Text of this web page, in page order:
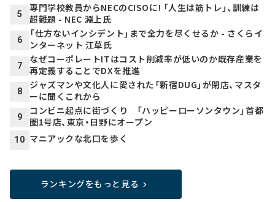
5
専門学校教員からNECのCISOに! 「人生は筋トレ」、訓練は
超難題 - NEC 淵上氏
6
「仕方ないインシデント」まで全力を尽くせるか - さくらイ
ンターネット 江草氏
7
なぜコーポレートITはコスト削減率が低いのか――既存産業を
再定義することでDXを推進
8
ジャズマンや文化人に愛された「新宿DUG」が閉店、マスタ
ーに聞くこれから
9
コンビニ起点に街づくり 「ハッピーローソンタウン」首都
圏1号店、東京・日野にオープン
10 マニアックな北口を歩く
ランキングをもっと見る